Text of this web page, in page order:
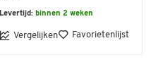
Levertijd: binnen 2 weken
Vergelijken Favorietenlijst